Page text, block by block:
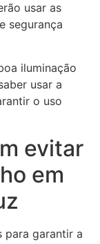
usar as
segurança
iluminação
usar a
o uso
evitar
em
para garantir a